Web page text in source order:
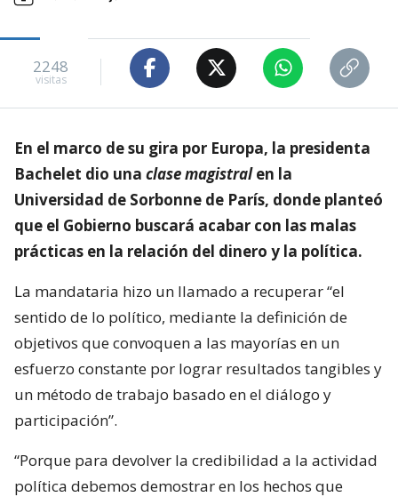
2248
visitas
En el marco de su gira por Europa, la presidenta
Bachelet dio una clase magistralen la
Universidad de Sorbonne de París, donde planteó
que el Gobierno buscará acabar con las malas
prácticas en la relación del dinero y la política.
La mandataria hizo un llamado a recuperar “el
sentido de lo político, mediante la definición de
objetivos que convoquen a las mayorías en un
esfuerzo constante por lograr resultados tangibles y
un método de trabajo basado en el diálogo y
participación”.
“Porque para devolver la credibilidad a la actividad
política debemos demostrar en los hechos que